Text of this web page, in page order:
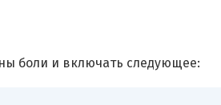
боли и включать следующее: